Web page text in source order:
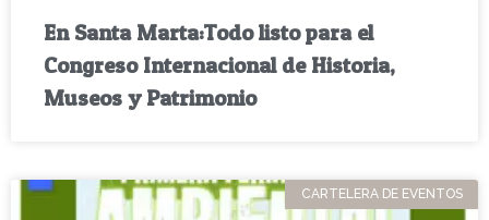
En Santa Marta:Todo listo para el
Congreso Internacional de Historia,
Museos y Patrimonio
CARTELERA DE EVENTOS